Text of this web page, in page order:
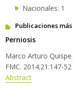
Nacionales: 1
Publicaciones
Perniosis
Marco Arturo Quispe
FMC. 2014;21:147-52
Abstract